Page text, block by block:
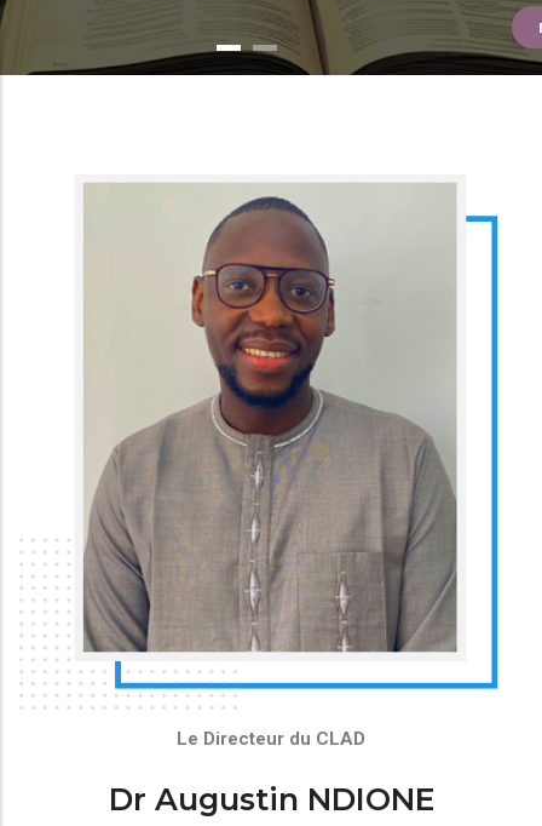
Le Directeur du CLAD
Dr Augustin NDIONE